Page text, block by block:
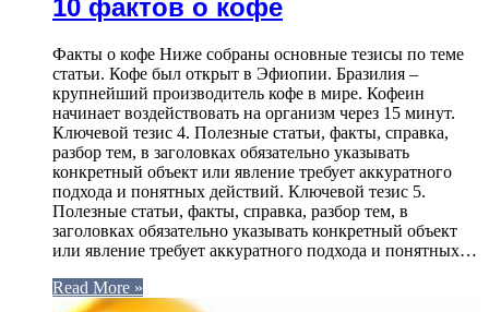
10 фактов о кофе
Факты о кофе Ниже собраны основные тезисы по теме
статьи. Кофе был открыт в Эфиопии. Бразилия –
крупнейший производитель кофе в мире. Кофеин
начинает воздействовать на организм через 15 минут.
Ключевой тезис 4. Полезные статьи, факты, справка,
разбор тем, в заголовках обязательно указывать
конкретный объект или явление требует аккуратного
подхода и понятных действий. Ключевой тезис 5.
Полезные статьи, факты, справка, разбор тем, в
заголовках обязательно указывать конкретный объект
или явление требует аккуратного подхода и понятных…
Read More »